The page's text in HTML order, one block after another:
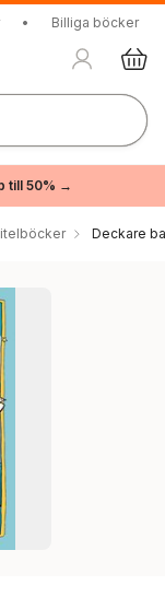
• Billiga böcker
till 50% →
Deckare